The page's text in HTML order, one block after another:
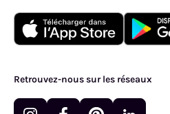
Retrouvez-nous sur les réseaux